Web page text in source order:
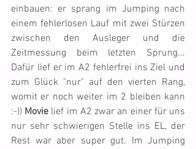
einbauen: er sprang im Jumping nach
einem fehlerlosen Lauf mit zwei Stürzen
zwischen den Ausleger und die
Zeitmessung beim letzten Sprung...
Dafür lief er im A2 fehlerfrei ins Ziel und
zum Glück "nur" auf den vierten Rang,
womit er noch weiter im 2 bleiben kann
:-)) Movie lief im A2 zwar an einer für uns
nur sehr schwierigen Stelle ins EL, der
Rest war aber super gut. Im Jumping